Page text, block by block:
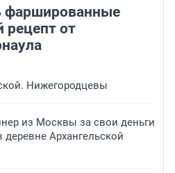
фаршированные
рецепт от
Нижегородцевы
из Москвы за свои деньги
Архангельской